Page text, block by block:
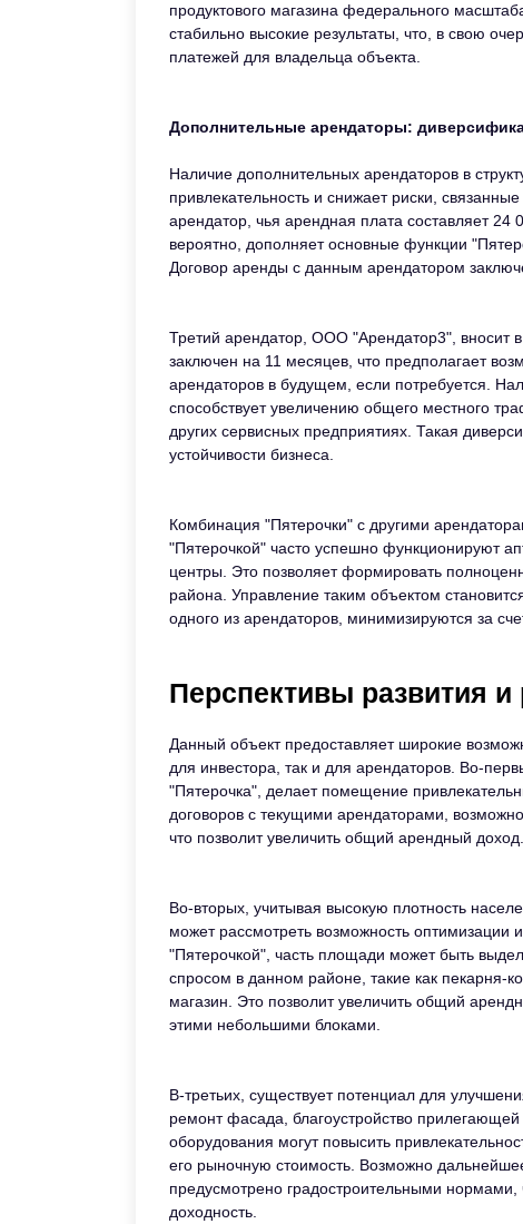
продуктового магазина федерального
стабильно высокие результаты, что, в свою
платежей для владельца объекта.
Дополнительные арендаторы:
Наличие дополнительных арендаторов в
привлекательность и снижает риски,
арендатор, чья арендная плата составляет 24
вероятно, дополняет основные функции
Договор аренды с данным арендатором
Третий арендатор, ООО "Арендатор3", вносит
заключен на 11 месяцев, что предполагает
арендаторов в будущем, если потребуется.
способствует увеличению общего местного
других сервисных предприятиях. Такая
устойчивости бизнеса.
Комбинация "Пятерочки" с другими
"Пятерочкой" часто успешно функционируют
центры. Это позволяет формировать
района. Управление таким объектом
одного из арендаторов, минимизируются за
Перспективы развития
Данный объект предоставляет широкие
для инвестора, так и для арендаторов. Во-
"Пятерочка", делает помещение
договоров с текущими арендаторами,
что позволит увеличить общий арендный доход.
Во-вторых, учитывая высокую плотность
может рассмотреть возможность
"Пятерочкой", часть площади может быть
спросом в данном районе, такие как пекарня-
магазин. Это позволит увеличить общий
этими небольшими блоками.
В-третьих, существует потенциал для
ремонт фасада, благоустройство прилегающей
оборудования могут повысить
его рыночную стоимость. Возможно
предусмотрено градостроительными
доходность.